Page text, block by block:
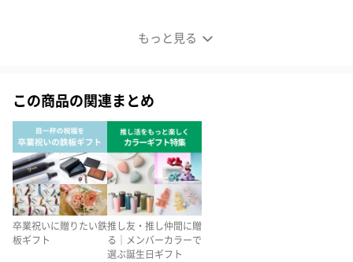
もっと見る
大人気のドライフラワーを使用したミニブーケ
この商品の関連まとめ
卒業祝いに贈りたい鉄
板ギフト
推し友・推し仲間に贈
る｜メンバーカラーで
選ぶ誕生日ギフト